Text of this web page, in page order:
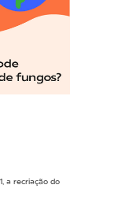
a recriação do